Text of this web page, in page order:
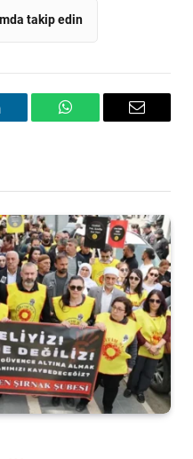
takip edin
WhatsAppEmail